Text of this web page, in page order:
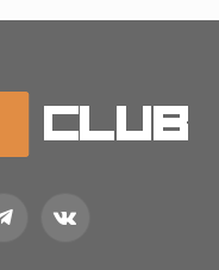
TelegramVKontakte